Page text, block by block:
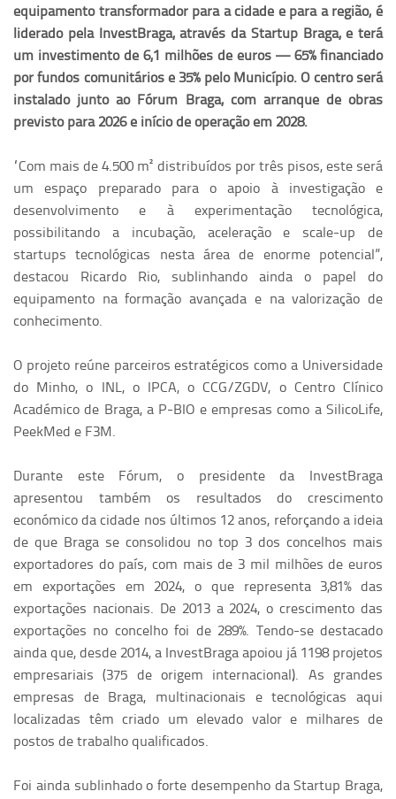
equipamento transformador para a cidade e para a região, é
liderado pela InvestBraga, através da Startup Braga, e terá
um investimento de 6,1 milhões de euros — 65% financiado
por fundos comunitários e 35% pelo Município. O centro será
instalado junto ao Fórum Braga, com arranque de obras
previsto para 2026 e início de operação em 2028.
“Com mais de 4.500 m² distribuídos por três pisos, este será
um espaço preparado para o apoio à investigação e
desenvolvimento e à experimentação tecnológica,
possibilitando a incubação, aceleração e scale-up de
startups tecnológicas nesta área de enorme potencial”,
destacou Ricardo Rio, sublinhando ainda o papel do
equipamento na formação avançada e na valorização de
conhecimento.
O projeto reúne parceiros estratégicos como a Universidade
do Minho, o INL, o IPCA, o CCG/ZGDV, o Centro Clínico
Académico de Braga, a P-BIO e empresas como a SilicoLife,
PeekMed e F3M.
Durante este Fórum, o presidente da InvestBraga
apresentou também os resultados do crescimento
económico da cidade nos últimos 12 anos, reforçando a ideia
de que Braga se consolidou no top 3 dos concelhos mais
exportadores do país, com mais de 3 mil milhões de euros
em exportações em 2024, o que representa 3,81% das
exportações nacionais. De 2013 a 2024, o crescimento das
exportações no concelho foi de 289%. Tendo-se destacado
ainda que, desde 2014, a InvestBraga apoiou já 1198 projetos
empresariais (375 de origem internacional). As grandes
empresas de Braga, multinacionais e tecnológicas aqui
localizadas têm criado um elevado valor e milhares de
postos de trabalho qualificados.
Foi ainda sublinhado o forte desempenho da Startup Braga,